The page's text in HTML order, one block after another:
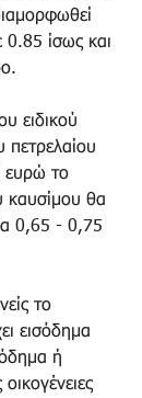
ίσως και
ειδικού
ευρώ το
καυσίμου θα
0,65 - 0,75
το
εισόδημα
ή